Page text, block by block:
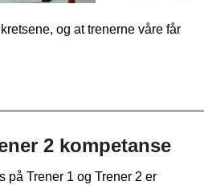
og at trenerne våre får
2 kompetanse
på Trener 1 og Trener 2 er